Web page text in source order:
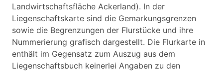
Landwirtschaftsfläche Ackerland). In der
Liegenschaftskarte sind die Gemarkungsgrenzen
sowie die Begrenzungen der Flurstücke und ihre
Nummerierung grafisch dargestellt. Die Flurkarte in
enthält im Gegensatz zum Auszug aus dem
Liegenschaftsbuch keinerlei Angaben zu den